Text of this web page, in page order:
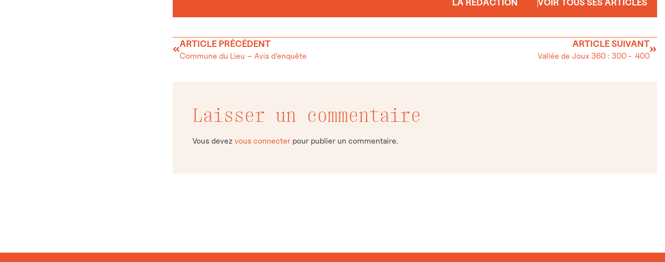
LA RÉDACTION VOIR TOUS SES ARTICLES
ARTICLE PRÉCÉDENT
Commune du Lieu – Avis d’enquête
ARTICLE SUIVANT
Vallée de Joux 360 : 300 - 400
Laisser un commentaire
Vous devez vous connecter pour publier un commentaire.